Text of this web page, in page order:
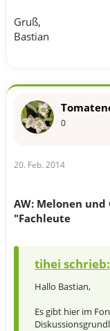
Gruß,
Bastian
0
20. Feb. 2014
AW: Melonen
"Fachleute
tihei schrieb:
Hallo Bastian,
Es gibt hier im